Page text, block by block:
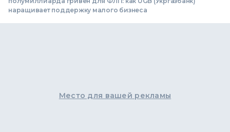
наращивает поддержку малого бизнеса
Место для вашей рекламы